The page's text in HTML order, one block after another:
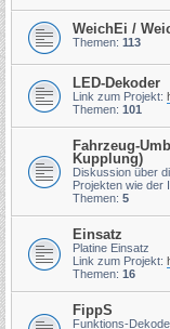
WeichEi /
Themen: 113
LED-Dekoder
Link zum Projekt:
Themen: 101
Fahrzeug-
Kupplung)
Diskussion über
Projekten wie der
Themen: 5
Einsatz
Platine Einsatz
Link zum Projekt:
Themen: 16
FippS
Funktions-